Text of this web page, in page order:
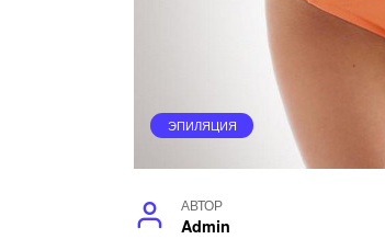
ЭПИЛЯЦИЯ
АВТОР
Admin